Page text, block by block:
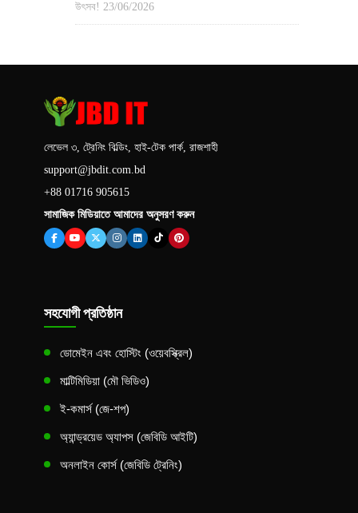
উৎসব! 23/06/2026
লেভেল ৩, ট্রেনিং বিল্ডিং, হাই-টেক পার্ক, রাজশাহী
support@jbdit.com.bd
+88 01716 905615
সামাজিক মিডিয়াতে আমাদের অনুসরণ করুন
সহযোগী প্রতিষ্ঠান
ডোমেইন এবং হোস্টিং (ওয়েবস্ক্রিল)
মাল্টিমিডিয়া (মৌ ভিডিও)
ই-কমার্স (জে-শপ)
অ্যান্ড্রয়েড অ্যাপস (জেবিডি আইটি)
অনলাইন কোর্স (জেবিডি ট্রেনিং)